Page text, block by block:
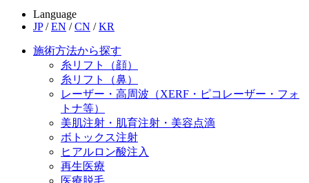
Language
JP / EN / CN / KR
施術方法から探す
糸リフト（顔）
糸リフト（鼻）
レーザー・高周波（XERF・ピコレーザー・フォ
トナ等）
美肌注射・肌育注射・美容点滴
ボトックス注射
ヒアルロン酸注入
再生医療
医療脱毛